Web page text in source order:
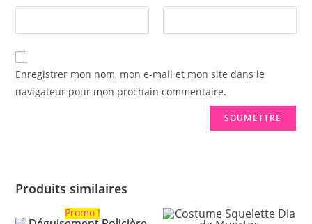
Enregistrer mon nom, mon e-mail et mon site dans le
navigateur pour mon prochain commentaire.
Produits similaires
Promo !